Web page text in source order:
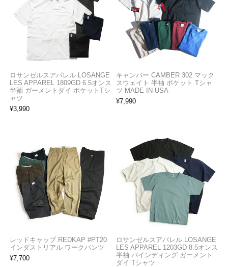
ロサンゼルスアパレル LOSANGE
LES APPAREL 1809GD 6.5オンス
半袖 ガーメントダイ ポケットTシ
ャツ
¥3,990
キャンバー CAMBER 302 マック
スウェイト 半袖 ポケット Tシャ
ツ MADE IN USA
¥7,990
レッドキャップ REDKAP #PT20
インダストリアル ワークパンツ
¥7,700
ロサンゼルスアパレル LOSANGE
LES APPAREL 1203GD 8.5オンス
半袖 バインディング ガーメント
ダイ Tシャツ